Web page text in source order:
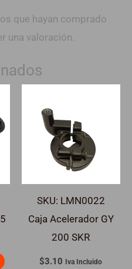
que hayan comprado
una valoración.
SKU: LMN0022
Caja Acelerador GY
200 SKR
$3.10 Iva Incluido